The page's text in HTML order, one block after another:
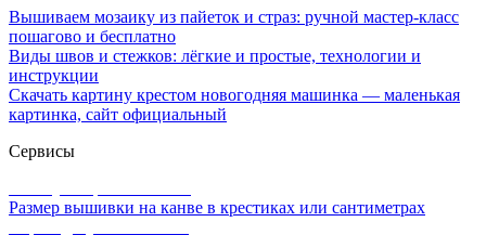
Вышиваем мозаику из пайеток и страз: ручной мастер-класс
пошагово и бесплатно
Виды швов и стежков: лёгкие и простые, технологии и
инструкции
Скачать картину крестом новогодняя машинка — маленькая
картинка, сайт официальный
Сервисы
Размер вышивки на канве в крестиках или сантиметрах